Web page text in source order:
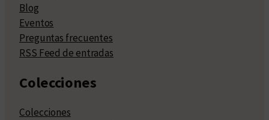
Blog
Eventos
Preguntas frecuentes
RSS Feed de entradas
Colecciones
Colecciones